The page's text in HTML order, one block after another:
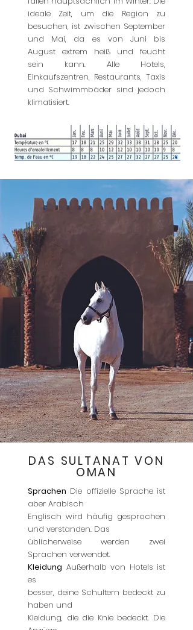
ideale Zeit, um die Region zu
besuchen, ist zwischen September
und Mai, da es von Juni bis
August extrem heiß und feucht
sein kann. Alle Hotels,
Einkaufszentren, Restaurants, Taxis
und Schwimmbäder sind jedoch
klimatisiert.
DAS SULTANAT VON
OMAN
Sprachen Die offizielle Sprache ist
aber Arabisch
Englisch wird häufig gesprochen
und verstanden. Das
üblicherweise werden zwei
Sprachen verwendet.
Kleidung Außerhalb von Hotels ist
es
besser, deine Schultern bedeckt zu
haben und
Kleidung, die die Knie bedeckt. Die